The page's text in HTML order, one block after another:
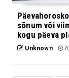
sõnum või
kogu päeva
Unknown